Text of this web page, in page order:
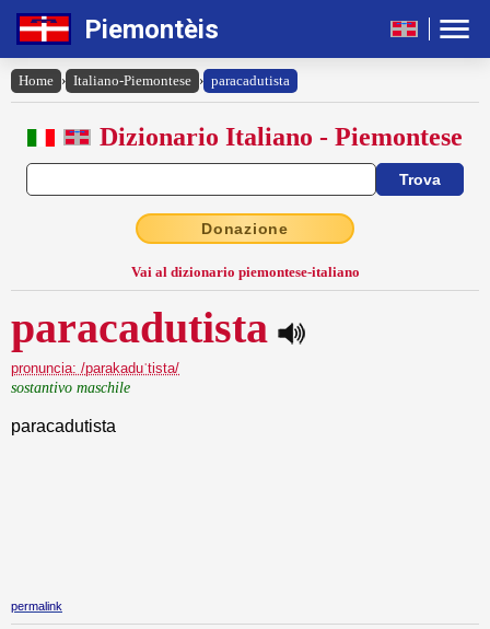
Piemontèis
Home › Italiano-Piemontese › paracadutista
Dizionario Italiano - Piemontese
Donazione
Vai al dizionario piemontese-italiano
paracadutista
pronuncia: /parakaduˈtista/
sostantivo maschile
paracadutista
permalink